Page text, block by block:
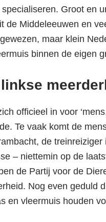
Groot en
de Middeleeuwen en
maar klein
binnen de eigen
officieel in voor
Te vaak komt de
de treinreiziger
– niettemin op de
de Partij voor de
Nog even geduld
en vleermuis houden